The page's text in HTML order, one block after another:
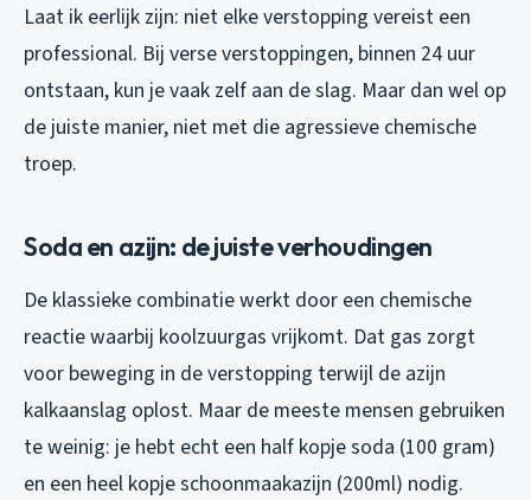
Laat ik eerlijk zijn: niet elke verstopping vereist een
professional. Bij verse verstoppingen, binnen 24 uur
ontstaan, kun je vaak zelf aan de slag. Maar dan wel op
de juiste manier, niet met die agressieve chemische
troep.
Soda en azijn: de juiste verhoudingen
De klassieke combinatie werkt door een chemische
reactie waarbij koolzuurgas vrijkomt. Dat gas zorgt
voor beweging in de verstopping terwijl de azijn
kalkaanslag oplost. Maar de meeste mensen gebruiken
te weinig: je hebt echt een half kopje soda (100 gram)
en een heel kopje schoonmaakazijn (200ml) nodig.